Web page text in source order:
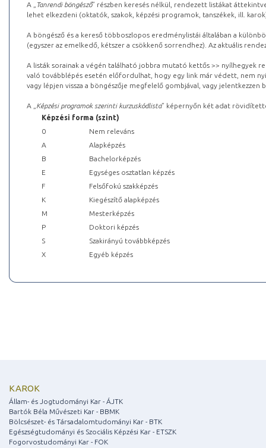
A „ Tanrendi böngésző” részben keresés nélkül, rendezett listákat
lehet elkezdeni (oktatók, szakok, képzési programok, tanszékek, ill.
A böngésző és a kereső többoszlopos eredménylistái általában a
(egyszer az emelkedő, kétszer a csökkenő sorrendhez). Az aktuális
A listák sorainak a végén található jobbra mutató kettős >> nyílhegyek
való továbblépés esetén előfordulhat, hogy egy link már védett, nem
vagy lépjen vissza a böngészője megfelelő gombjával, vagy
A „ Képzési programok szerinti kurzuskódlista” képernyőn két adat
Képzési forma (szint)
0
Nem releváns
A
Alapképzés
B
Bachelorképzés
E
Egységes osztatlan képzés
F
Felsőfokú szakképzés
K
Kiegészítő alapképzés
M
Mesterképzés
P
Doktori képzés
S
Szakirányú továbbképzés
X
Egyéb képzés
KAROK
Állam- és Jogtudományi Kar - ÁJTK
Bartók Béla Művészeti Kar - BBMK
Bölcsészet- és Társadalomtudományi Kar - BTK
Egészségtudományi és Szociális Képzési Kar - ETSZK
Fogorvostudományi Kar - FOK